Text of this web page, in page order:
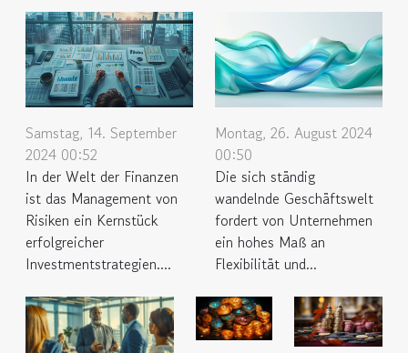
Samstag, 14. September
2024 00:52
In der Welt der Finanzen
ist das Management von
Risiken ein Kernstück
erfolgreicher
Investmentstrategien....
Montag, 26. August 2024
00:50
Die sich ständig
wandelnde Geschäftswelt
fordert von Unternehmen
ein hohes Maß an
Flexibilität und...